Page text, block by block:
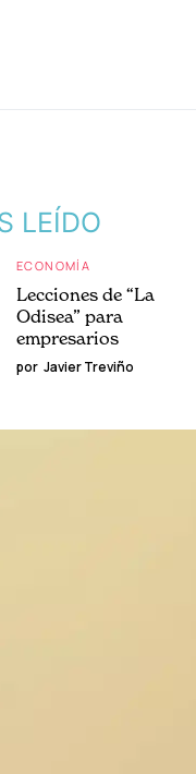
LEÍDO
ECONOMÍA
Lecciones de “La
Odisea” para
empresarios
por Javier Treviño